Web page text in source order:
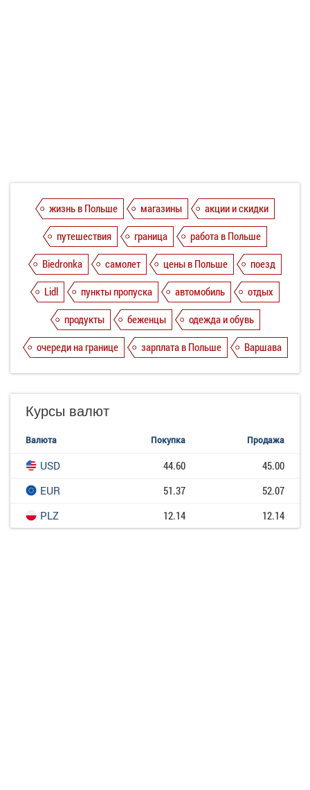
жизнь в Польше магазины
акции и скидки
путешествия
граница
работа в Польше
Biedronka
самолет цены в Польше
поезд
Lidl
пункты пропуска автомобиль
отдых
продукты
беженцы
одежда и обувь
очереди на границе
зарплата в Польше Варшава
Курсы валют
Валюта Покупка Продажа
USD 44.60
45.00
EUR
51.37
52.07
PLZ
12.14 12.14